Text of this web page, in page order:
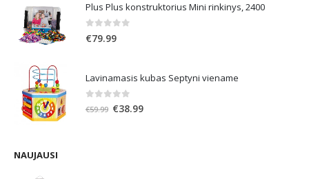
€21.99. €13.19.
Plus Plus konstruktorius Mini rinkinys, 2400
0out of 5
€79.99
Lavinamasis kubas Septyni viename
out of 5
€59.99 Original
€38.99Current
NAUJAUSI